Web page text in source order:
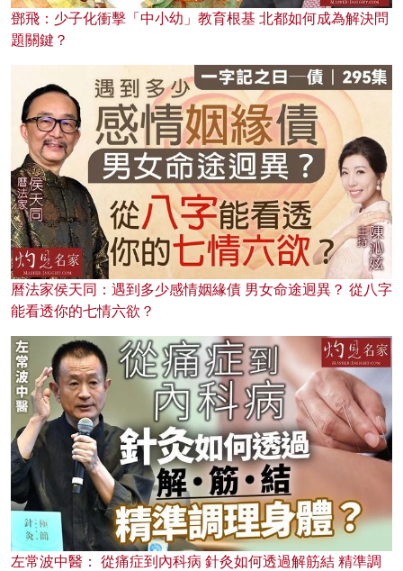
鄧飛：少子化衝擊「中小幼」教育根基 北都如何成為解決問
題關鍵？
曆法家侯天同：遇到多少感情姻緣債 男女命途迥異？ 從八字
能看透你的七情六欲？
左常波中醫： 從痛症到內科病 針灸如何透過解筋結 精準調